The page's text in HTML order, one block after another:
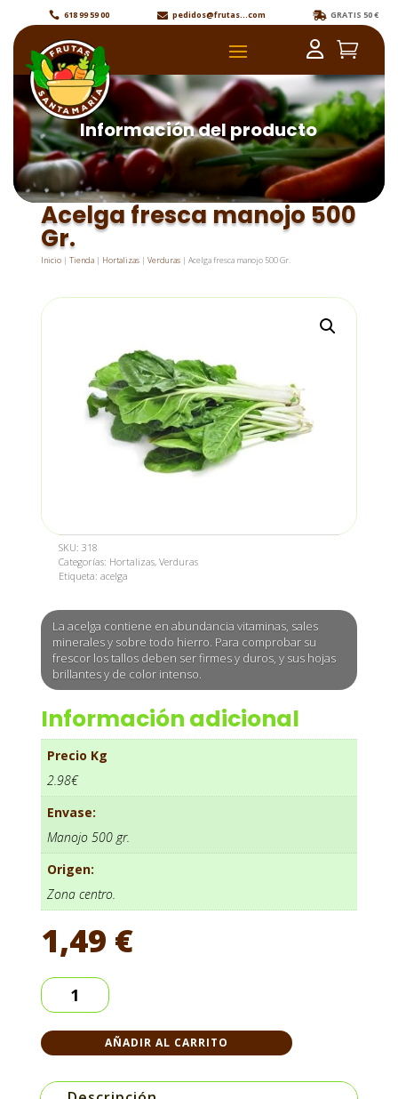
 618 99 59 00  pedidos@frutas...com  GRATIS 50 €
Reproductor
de
vídeo
Información del producto
Acelga fresca manojo 500
Gr.
Inicio| Tienda| Hortalizas| Verduras| Acelga fresca manojo 500 Gr.
SKU: 318
Categorías: Hortalizas, Verduras
Etiqueta: acelga
La acelga contiene en abundancia vitaminas, sales
minerales y sobre todo hierro. Para comprobar su
frescor los tallos deben ser firmes y duros, y sus hojas
brillantes y de color intenso.
Información adicional
Precio Kg
2.98€
Envase:
Manojo 500 gr.
Origen:
Zona centro.
1,49 €
Acelga
fresca
manojo
500
cantidad
AÑADIR AL CARRITO